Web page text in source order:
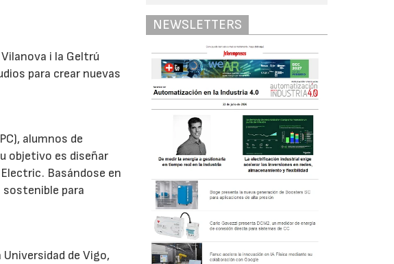
i la Geltrú
para crear nuevas
alumnos de
objetivo es diseñar
Basándose en
para
de Vigo,
NEWSLETTERS